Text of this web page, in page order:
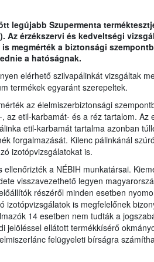
legújabb Szupermenta
Az érzékszervi és kedveltségi
megmérték a biztonsági
a hatóságnak.
elérhető szilvapálinkát vizsgáltak
termékek egyaránt szerepeltek.
az élelmiszerbiztonsági
az etil-karbamát- és a réz tartalom. Az
etil-karbamát tartalma azonban
forgalmazását. Kilenc pálinkánál
izotópvizsgálatokat is.
ellenőrizték a NÉBIH munkatársai.
visszavezethető legyen
részéről minden esetben
izotópvizsgálatok is megfelelőnek
14 esetben nem tudták a
jelöléssel ellátott termékkísérő
felügyeleti bírságra